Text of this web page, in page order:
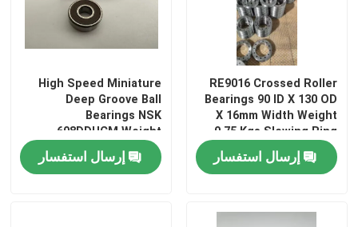
RE9016 Crossed Roller
Bearings 90 ID X 130 OD
X 16mm Width Weight
0.75 Kgs Slewing Ring
Bearing
إرسال استفسار
High Speed Miniature
Deep Groove Ball
Bearings NSK
608DDUCM Weight
0.012kgs Origin Japan
Size 8*22*7mm
إرسال استفسار